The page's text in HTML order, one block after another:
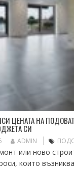
ЦЕНАТА НА
СИ
ADMIN
или ново
които